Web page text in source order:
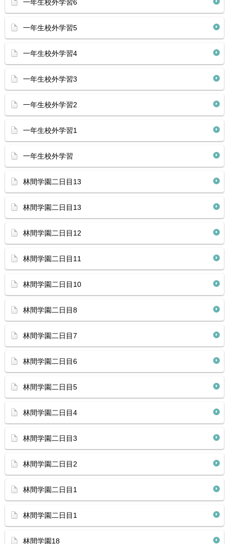
一年生校外学習6
一年生校外学習5
一年生校外学習4
一年生校外学習3
一年生校外学習2
一年生校外学習1
一年生校外学習
林間学園二日目13
林間学園二日目13
林間学園二日目12
林間学園二日目11
林間学園二日目10
林間学園二日目8
林間学園二日目7
林間学園二日目6
林間学園二日目5
林間学園二日目4
林間学園二日目3
林間学園二日目2
林間学園二日目1
林間学園二日目1
林間学園18